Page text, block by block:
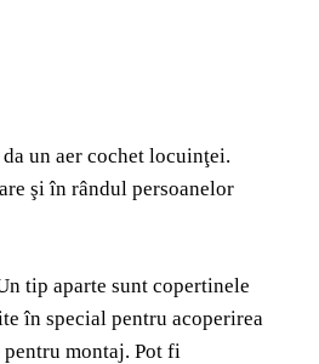
un aer cochet locuinţei.
şi în rândul persoanelor
tip aparte sunt copertinele
în special pentru acoperirea
pentru montaj. Pot fi